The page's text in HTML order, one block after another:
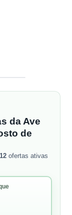
›
da Ave
de
12 ofertas ativas